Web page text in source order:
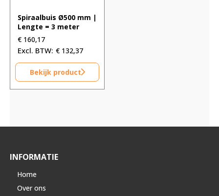
Spiraalbuis Ø500 mm |
Lengte = 3 meter
€ 160,17
€ 132,37
Bekijk product
INFORMATIE
Home
Over ons